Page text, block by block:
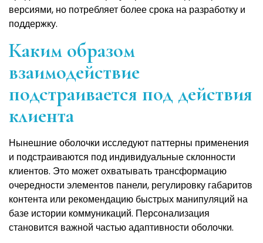
версиями, но потребляет более срока на разработку и
поддержку.
Каким образом
взаимодействие
подстраивается под действия
клиента
Нынешние оболочки исследуют паттерны применения
и подстраиваются под индивидуальные склонности
клиентов. Это может охватывать трансформацию
очередности элементов панели, регулировку габаритов
контента или рекомендацию быстрых манипуляций на
базе истории коммуникаций. Персонализация
становится важной частью адаптивности оболочки.